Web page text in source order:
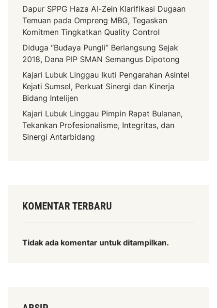
Dapur SPPG Haza Al-Zein Klarifikasi Dugaan
Temuan pada Ompreng MBG, Tegaskan
Komitmen Tingkatkan Quality Control
Diduga “Budaya Pungli” Berlangsung Sejak
2018, Dana PIP SMAN Semangus Dipotong
Kajari Lubuk Linggau Ikuti Pengarahan Asintel
Kejati Sumsel, Perkuat Sinergi dan Kinerja
Bidang Intelijen
Kajari Lubuk Linggau Pimpin Rapat Bulanan,
Tekankan Profesionalisme, Integritas, dan
Sinergi Antarbidang
KOMENTAR TERBARU
Tidak ada komentar untuk ditampilkan.